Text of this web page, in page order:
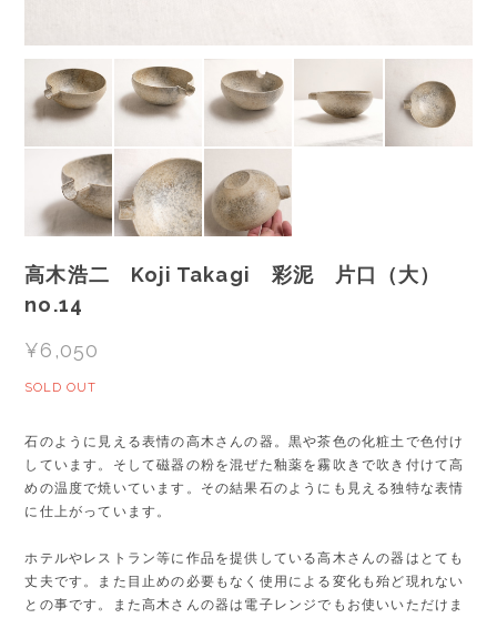
高木浩二 Koji Takagi 彩泥 片口（大）
no.14
¥6,050
SOLD OUT
石のように見える表情の高木さんの器。黒や茶色の化粧土で色付け
しています。そして磁器の粉を混ぜた釉薬を霧吹きで吹き付けて高
めの温度で焼いています。その結果石のようにも見える独特な表情
に仕上がっています。
ホテルやレストラン等に作品を提供している高木さんの器はとても
丈夫です。また目止めの必要もなく使用による変化も殆ど現れない
との事です。また高木さんの器は電子レンジでもお使いいただけま